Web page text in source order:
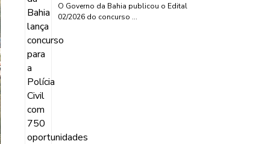
O Governo da Bahia publicou o Edital
02/2026 do concurso …